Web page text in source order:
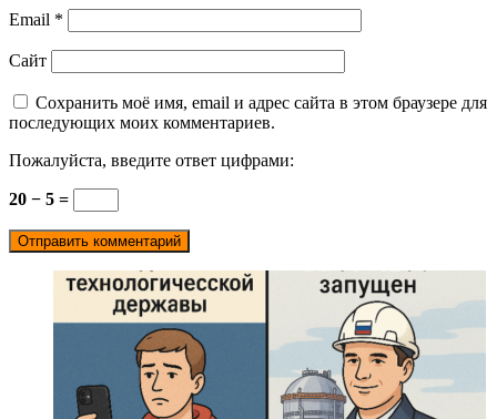
Email *
Сайт
Сохранить моё имя, email и адрес сайта в этом браузере для
последующих моих комментариев.
Пожалуйста, введите ответ цифрами:
20 − 5 =